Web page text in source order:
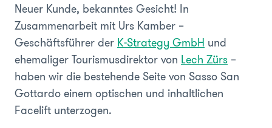
Neuer Kunde, bekanntes Gesicht! In
Zusammenarbeit mit Urs Kamber –
Geschäftsführer der K-Strategy GmbH und
ehemaliger Tourismusdirektor von Lech Zürs –
haben wir die bestehende Seite von Sasso San
Gottardo einem optischen und inhaltlichen
Facelift unterzogen.